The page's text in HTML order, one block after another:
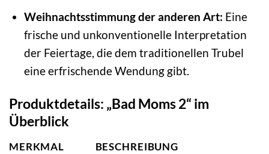
Weihnachtsstimmung der anderen Art: Eine
frische und unkonventionelle Interpretation
der Feiertage, die dem traditionellen Trubel
eine erfrischende Wendung gibt.
Produktdetails: „Bad Moms 2“ im
Überblick
MERKMAL
BESCHREIBUNG